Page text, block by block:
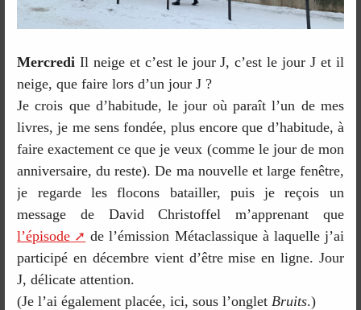
Mercredi Il neige et c’est le jour J, c’est le jour J et il
neige, que faire lors d’un jour J ?
Je crois que d’habitude, le jour où paraît l’un de mes
livres, je me sens fondée, plus encore que d’habitude, à
faire exactement ce que je veux (comme le jour de mon
anniversaire, du reste). De ma nouvelle et large fenêtre,
je regarde les flocons batailler, puis je reçois un
message de David Christoffel m’apprenant que
l’épisode
de l’émission Métaclassique à laquelle j’ai
participé en décembre vient d’être mise en ligne. Jour
J, délicate attention.
(Je l’ai également placée, ici, sous l’onglet Bruits.)